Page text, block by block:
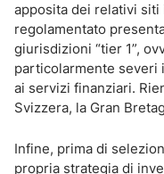
apposita dei relativi
regolamentato
giurisdizioni “tier 1”,
particolarmente severi
ai servizi finanziari.
Svizzera, la Gran
Infine, prima di
propria strategia di